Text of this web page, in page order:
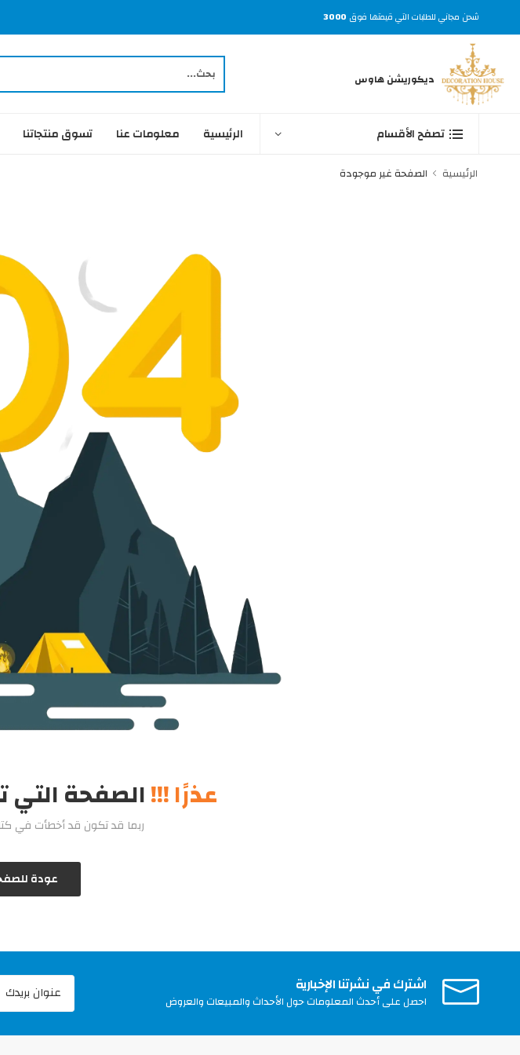
شحن مجاني للطلبات التي قيمتها فوق 3000
ديكوريشن هاوس
تصفح الأقسام الرئيسية معلومات عنا تسوق منتجاتنا
الرئيسية الصفحة غير موجودة
عذرًا !!!الصفحة
ربما قد تكون قد أخطأت في
عودة
اشترك في نشرتنا الإخبارية
احصل على أحدث المعلومات حول الأحداث والمبيعات والعروض